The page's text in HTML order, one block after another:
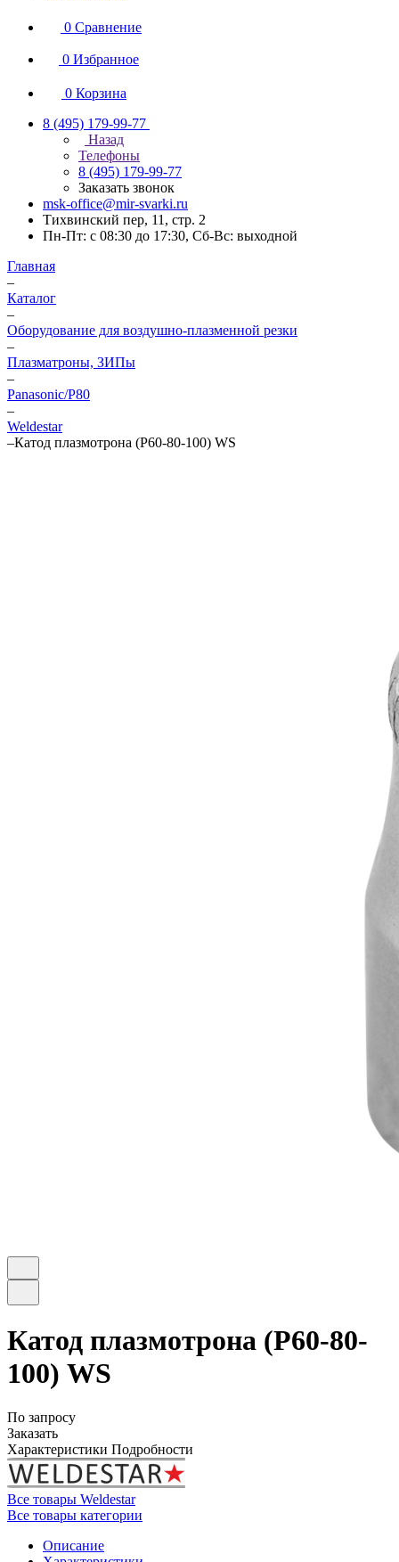
0 Сравнение
0 Избранное
0 Корзина
8 (495) 179-99-77
Назад
Телефоны
8 (495) 179-99-77
Заказать звонок
msk-office@mir-svarki.ru
Тихвинский пер, 11, стр. 2
Пн-Пт: с 08:30 до 17:30, Сб-Вс: выходной
Главная
–
Каталог
–
Оборудование для воздушно-плазменной резки
–
Плазматроны, ЗИПы
–
Panasonic/P80
–
Weldestar
–Катод плазмотрона (Р60-80-100) WS
Катод плазмотрона (Р60-80-
100) WS
По запросу
Заказать
Характеристики Подробности
Все товары Weldestar
Все товары категории
Описание